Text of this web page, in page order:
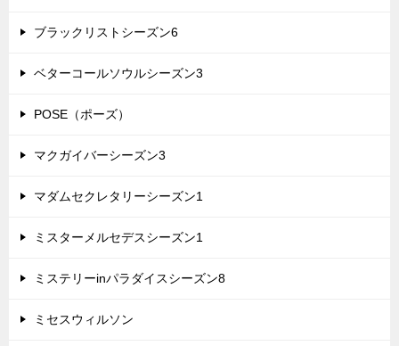
ブラックリストシーズン6
ベターコールソウルシーズン3
POSE（ポーズ）
マクガイバーシーズン3
マダムセクレタリーシーズン1
ミスターメルセデスシーズン1
ミステリーinパラダイスシーズン8
ミセスウィルソン